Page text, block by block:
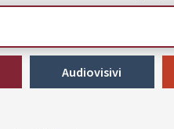
Audiovisivi